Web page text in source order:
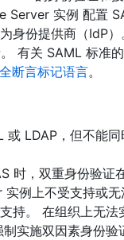
Server 实例 配置
身份提供商（IdP
有关 SAML 标准
断言标记语言。
LDAP，但不能同
时，双重身份验证
例上不受支持或无
持。 在组织上无法
实施双因素身份验